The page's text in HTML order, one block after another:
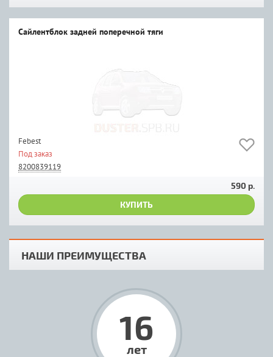
Сайлентблок задней поперечной тяги
Febest
Под заказ
8200839119
590 р.
КУПИТЬ
НАШИ ПРЕИМУЩЕСТВА
16
лет